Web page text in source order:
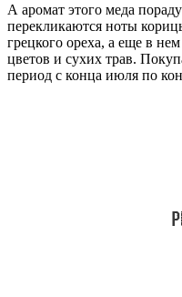
А аромат этого меда
перекликаются ноты
грецкого ореха, а еще в
цветов и сухих трав.
период с конца июля по